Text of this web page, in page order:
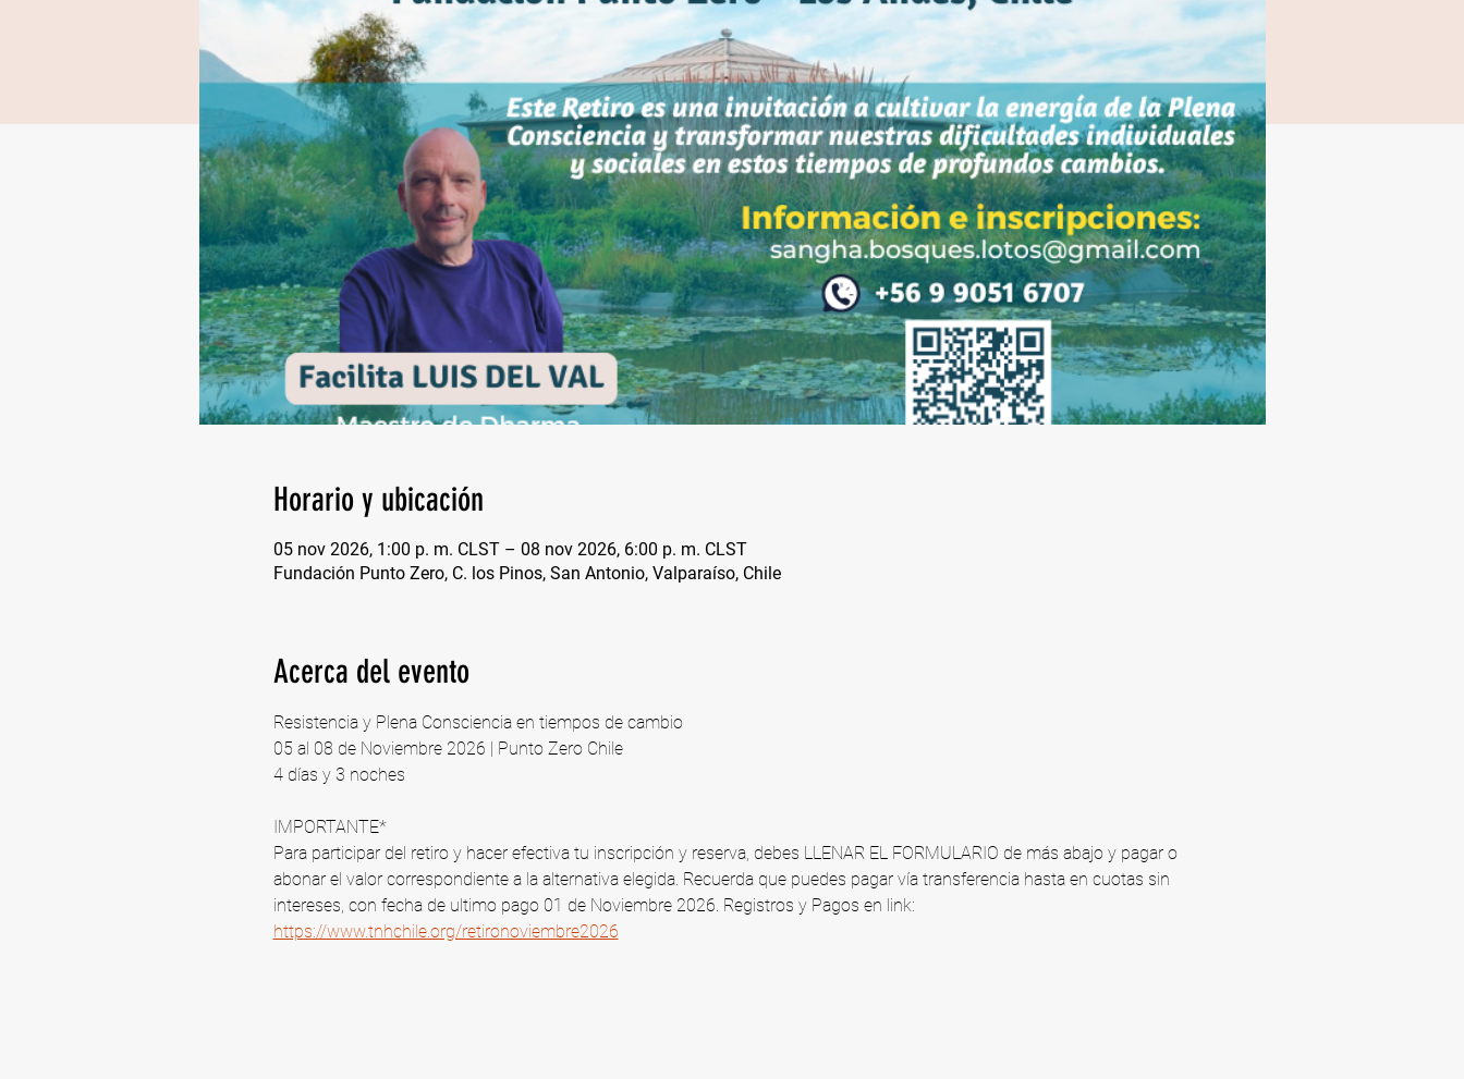
Horario y ubicación
05 nov 2026, 1:00 p. m. CLST – 08 nov 2026, 6:00 p. m. CLST
Fundación Punto Zero, C. los Pinos, San Antonio, Valparaíso, Chile
Acerca del evento
Resistencia y Plena Consciencia en tiempos de cambio
05 al 08 de Noviembre 2026 | Punto Zero Chile​
4 días y 3 noches
IMPORTANTE*
Para participar del retiro y hacer efectiva tu inscripción y reserva, debes LLENAR EL FORMULARIO de más abajo y pagar o
abonar el valor correspondiente a la alternativa elegida. Recuerda que puedes pagar vía transferencia hasta en cuotas sin
intereses, con fecha de ultimo pago 01 de Noviembre 2026​. Registros y Pagos en link:
https://www.tnhchile.org/retironoviembre2026